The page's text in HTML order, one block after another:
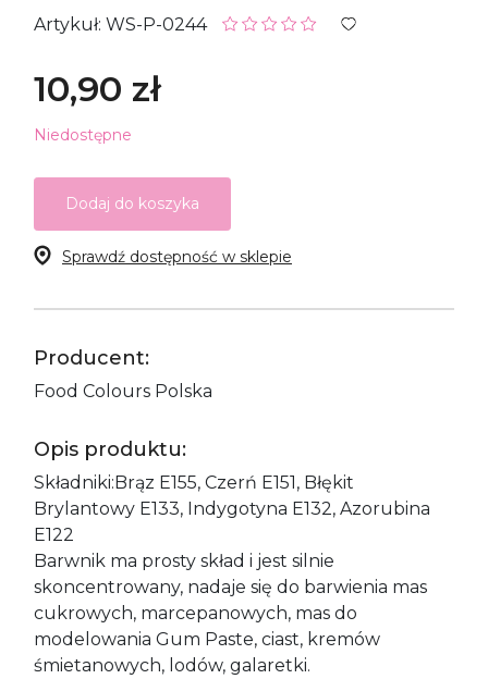
Artykuł: WS-P-0244
10,90 zł
Niedostępne
Dodaj do koszyka
Sprawdź dostępność w sklepie
Producent:
Food Colours Polska
Opis produktu:
Składniki:Brąz E155, Czerń E151, Błękit
Brylantowy E133, Indygotyna E132, Azorubina
E122
Barwnik ma prosty skład i jest silnie
skoncentrowany, nadaje się do barwienia mas
cukrowych, marcepanowych, mas do
modelowania Gum Paste, ciast, kremów
śmietanowych, lodów, galaretki.